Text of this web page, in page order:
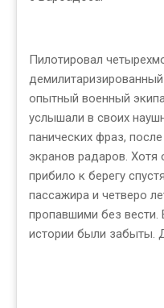
Пилотировал
опытный военный
услышали в своих
панических фраз,
экранов радаров. Хотя
прибило к берегу
пассажира и четверо
пропавшими без вести.
истории были забыты.